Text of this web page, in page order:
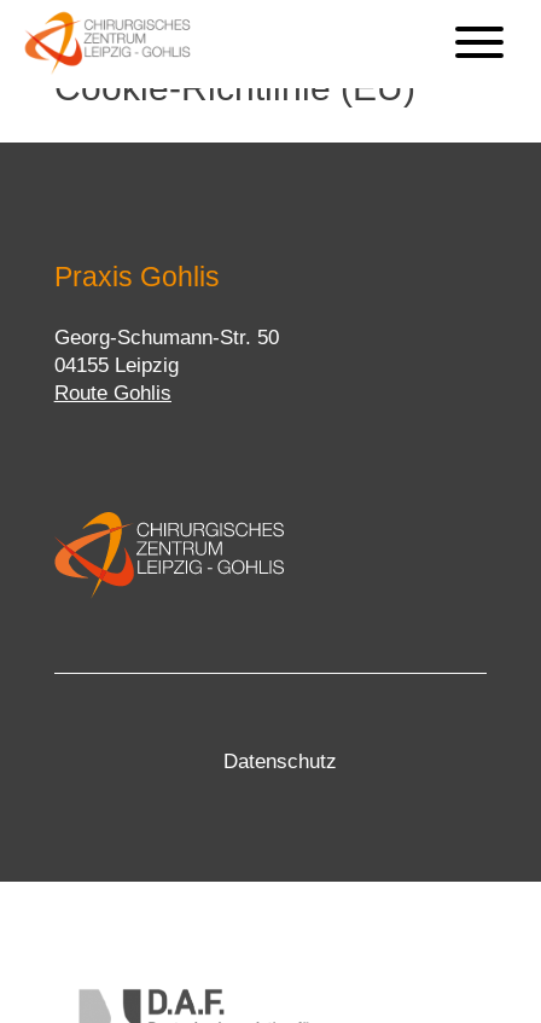
Cookie-Richtlinie (EU)
Praxis Gohlis
Georg-Schumann-Str. 50
04155 Leipzig
Route Gohlis
Datenschutz